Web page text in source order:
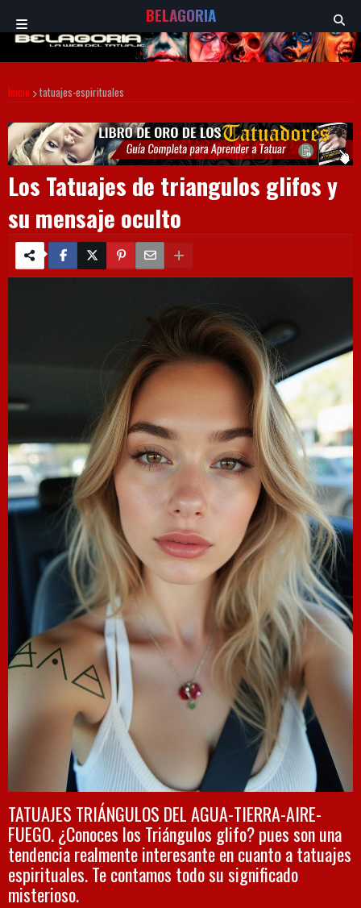
BELAGORIA
Inicio tatuajes-espirituales
Los Tatuajes de triangulos glifos y
su mensaje oculto
TATUAJES TRIÁNGULOS DEL AGUA-TIERRA-AIRE-
FUEGO. ¿Conoces los Triángulos glifo? pues son una
tendencia realmente interesante en cuanto a tatuajes
espirituales. Te contamos todo su significado
misterioso.